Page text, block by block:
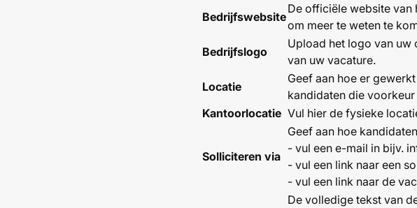
Bedrijfswebsite
De officiële website van
om meer te weten te
Bedrijfslogo
Upload het logo van uw
van uw vacature.
Locatie
Geef aan hoe er
kandidaten die
Kantoorlocatie Vul hier de fysieke
Solliciteren via
Geef aan hoe
- vul een e-mail in bijv.
- vul een link naar een
- vul een link naar de
De volledige tekst van